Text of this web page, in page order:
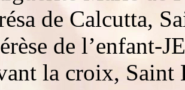
de Calcutta,
de l’enfant-
la croix, Saint